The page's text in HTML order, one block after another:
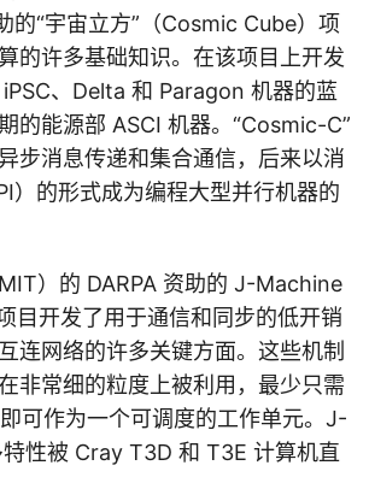
的“宇宙立方”（Cosmic Cube）项
的许多基础知识。在该项目上开发
、Delta 和 Paragon 机器的蓝
的能源部 ASCI 机器。“Cosmic-C”
步消息传递和集合通信，后来以消
）的形式成为编程大型并行机器的
）的 DARPA 资助的 J-Machine
目开发了用于通信和同步的低开销
连网络的许多关键方面。这些机制
非常细的粒度上被利用，最少只需
可作为一个可调度的工作单元。J-
性被 Cray T3D 和 T3E 计算机直